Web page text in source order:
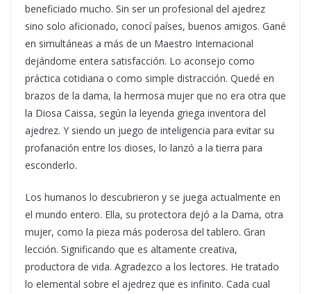
beneficiado mucho. Sin ser un profesional del ajedrez
sino solo aficionado, conocí países, buenos amigos. Gané
en simultáneas a más de un Maestro Internacional
dejándome entera satisfacción. Lo aconsejo como
práctica cotidiana o como simple distracción. Quedé en
brazos de la dama, la hermosa mujer que no era otra que
la Diosa Caissa, según la leyenda griega inventora del
ajedrez. Y siendo un juego de inteligencia para evitar su
profanación entre los dioses, lo lanzó a la tierra para
esconderlo.
Los humanos lo descubrieron y se juega actualmente en
el mundo entero. Ella, su protectora dejó a la Dama, otra
mujer, como la pieza más poderosa del tablero. Gran
lección. Significando que es altamente creativa,
productora de vida. Agradezco a los lectores. He tratado
lo elemental sobre el ajedrez que es infinito. Cada cual